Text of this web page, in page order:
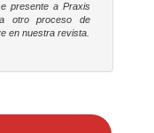
presente a Praxis
otro proceso de
en nuestra revista.